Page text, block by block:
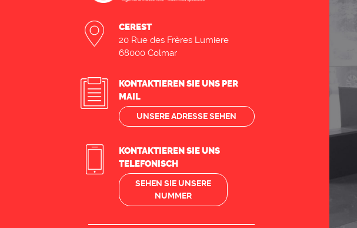
CEREST
20 Rue des Frères Lumiere
68000 Colmar
KONTAKTIEREN SIE UNS PER
MAIL
UNSERE ADRESSE SEHEN
KONTAKTIEREN SIE UNS
TELEFONISCH
SEHEN SIE UNSERE
NUMMER